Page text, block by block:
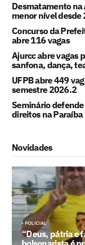
Desmatamento
menor nível desde
Concurso da
abre 116 vagas
Ajurcc abre vagas
sanfona, dança,
UFPB abre 449
semestre 2026.2
Seminário
direitos na Paraíba
Novidades
POLICIAL
“Deus, pátria e